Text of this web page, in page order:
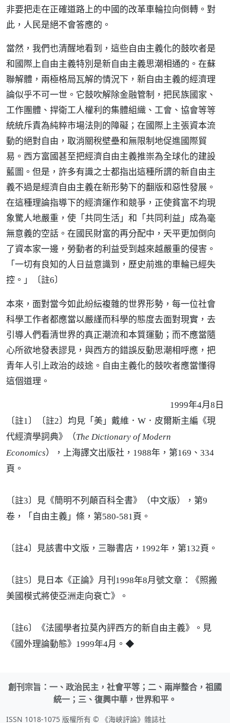
非要把走在正確道路上的中國的改革車輪拉向倒轉。對
此，人民是絕不會答應的。
當然，我們也清醒地看到，這些自由主義化的鼓吹者是
和國際上自由主義特別是新自由主義思潮相通的。在蘇
聯解體，兩極格局瓦解的情況下，新自由主義的經濟理
論似乎不可一世。它鼓吹解除金融管制，把民族國家、
工作團體、捍衛工人權利的集體組織、工會、協會等等
統統斥責為純粹市場法則的障礙；在國際上主張資本流
動的絕對自由，取消關稅壁壘和無限制地促進國際貿
易。西方富國甚至把經濟自由主義推崇為全球化的建設
藍圖。但是，許多有識之士都指出這種所謂的新自由主
義不過是經濟自由主義在新形勢下的翻版和惡性發展。
在這種理論指導下的經濟運作和競爭，正使貧富不均現
象驚人地嚴重，使「共同生活」和「共同利益」成為毫
無意義的空話。在國民財富的再分配中，天平更加倒向
了資本家一邊，勞動者的利益受到越來越嚴重的侵害。
「一切有良知的人日益意識到，歷史前進的車輪已經失
控。」
〔註6〕
本來，面對當今如此紛紜複雜的世界形勢，每一位社會
科學工作者都應當以嚴謹而科學的態度去面對現實，去
引導人們看清世界的真正潮流和本質運動；而不應當隨
心所欲地發表謬見，與西方的錯誤反動思潮相呼應，把
青年人引上政治的歧途。自由主義化的鼓吹者應當懂得
這個道理。
1999年4月8日
〔註1〕〔註2〕均見「美」戴維．W．皮爾斯主編《現
代經濟學詞典》（The Dictionary of Modern
Economics），上海譯文出版社，1988年，第169、334
頁。
〔註3〕見《簡明不列顛百科全書》（中文版），第9
卷，「自由主義」條，第580-581頁。
〔註4〕見該書中文版，三聯書店，1992年，第132頁。
〔註5〕見日本《正論》月刊1998年8月號文章：《照搬
美國模式將使亞洲走向衰亡》。
〔註6〕《法國學者拉莫內評西方的新自由主義》。見
《國外理論動態》1999年4月。 ◆
創刊宗旨：一、政治民主，社會平等；二、兩岸整合，祖國
統一；三、復興中華，世界和平。
ISSN 1018-1075 版權所有 © 《海峽評論》雜誌社